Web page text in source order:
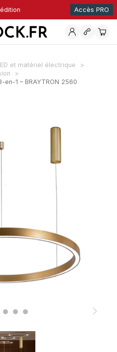
Accès PRO
et matériel électrique
1 – BRAYTRON 2560